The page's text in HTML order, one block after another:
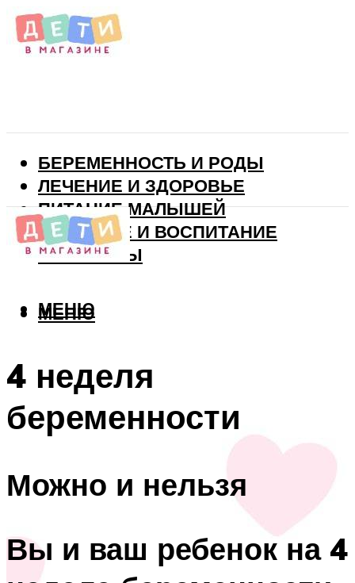
БЕРЕМЕННОСТЬ И РОДЫ
ЛЕЧЕНИЕ И ЗДОРОВЬЕ
ПИТАНИЕ МАЛЫШЕЙ
РАЗВИТИЕ И ВОСПИТАНИЕ
ВИТАМИНЫ
МЕНЮ
МЕНЮ
4 неделя
беременности
Можно и нельзя
Вы и ваш ребенок на 4